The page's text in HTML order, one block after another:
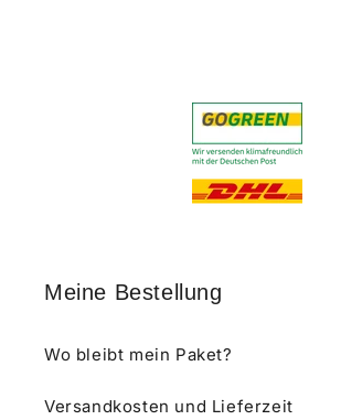
Meine Bestellung
Wo bleibt mein Paket?
Versandkosten und Lieferzeit